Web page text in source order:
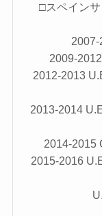
□スペイン
2009-
2012-2013
2013-2014
2014-2015
2015-2016
U.E.Sant